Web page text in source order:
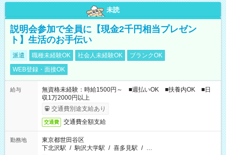
未読
説明会参加で全員に【現金2千円相当プレゼン
ト】生活のお手伝い
派遣 職種未経験OK 社会人未経験OK
ブランクOK
WEB登録・面接OK
給与
無資格未経験：時給1500円～ ■週払いOK ■扶養内OK ■日
収1万2000円以上
交通費別途支給あり
交通費 交通費全額支給
勤務地
東京都世田谷区
下北沢駅 / 駒沢大学駅 / 喜多見駅 / …